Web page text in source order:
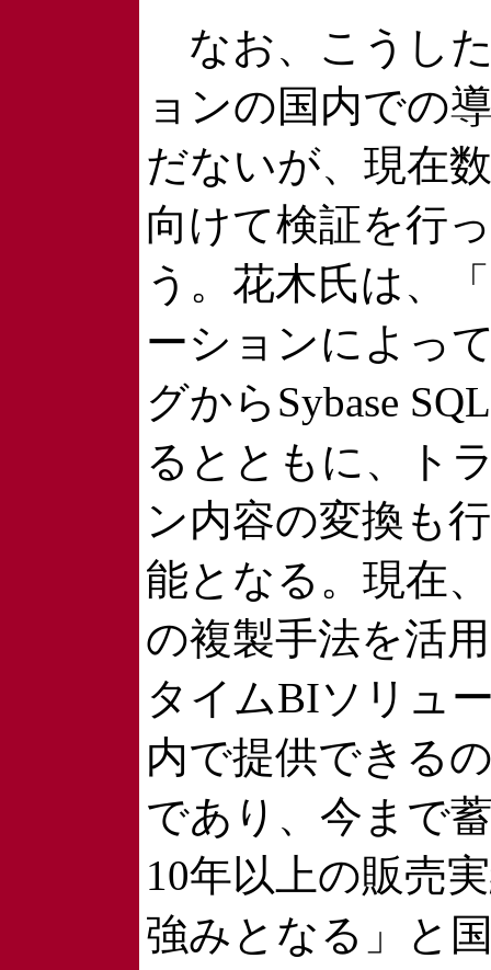
なお、こうし
ョンの国内での
だないが、現在
向けて検証を行
う。花木氏は、
ーションによっ
グからSybase
るとともに、ト
ン内容の変換も
能となる。現在
の複製手法を活
タイムBIソリュ
内で提供できる
であり、今まで
10年以上の販売
強みとなる」と